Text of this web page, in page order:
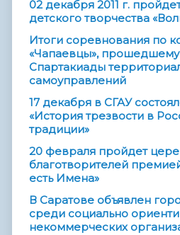
02 декабря 2011 г.
детского творчества
Итоги соревнования по
«Чапаевцы»,
Спартакиады
самоуправлений
17 декабря в СГАУ
«История трезвости в
традиции»
20 февраля пройдет
благотворителей
есть Имена»
В Саратове объявлен
среди социально
некоммерческих